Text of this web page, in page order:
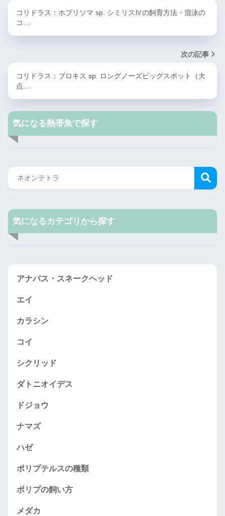
コリドラス：ホプリソマ sp. シミリスⅣの飼育方法・混泳の
コ…
次の記事
コリドラス：ブロキス sp. ロングノーズビッグスポット（大
点…
気になる熱帯魚で探す
気になるカテゴリから探す
アナバス・スネークヘッド
エイ
カラシン
コイ
シクリッド
ダトニオイデス
ドジョウ
ナマズ
ハゼ
ポリプテルスの種類
ポリプの飼い方
メダカ